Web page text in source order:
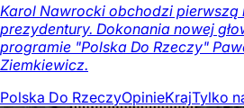
Karol Nawrocki obchodzi pierwszą
prezydentury. Dokonania nowej
programie "Polska Do Rzeczy"
Ziemkiewicz.
Polska Do RzeczyOpinieKrajTylko